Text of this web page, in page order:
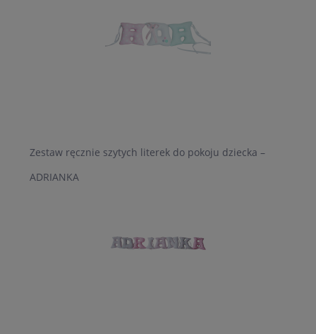
Zestaw ręcznie szytych literek do pokoju dziecka –
ADRIANKA